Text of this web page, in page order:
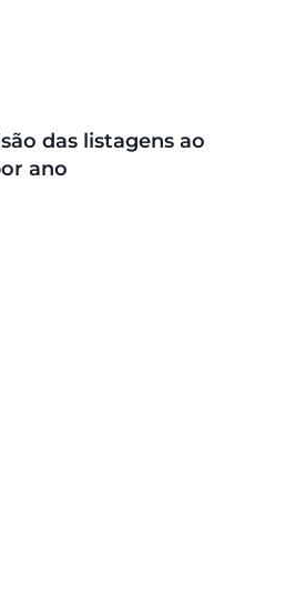
das listagens ao
ano